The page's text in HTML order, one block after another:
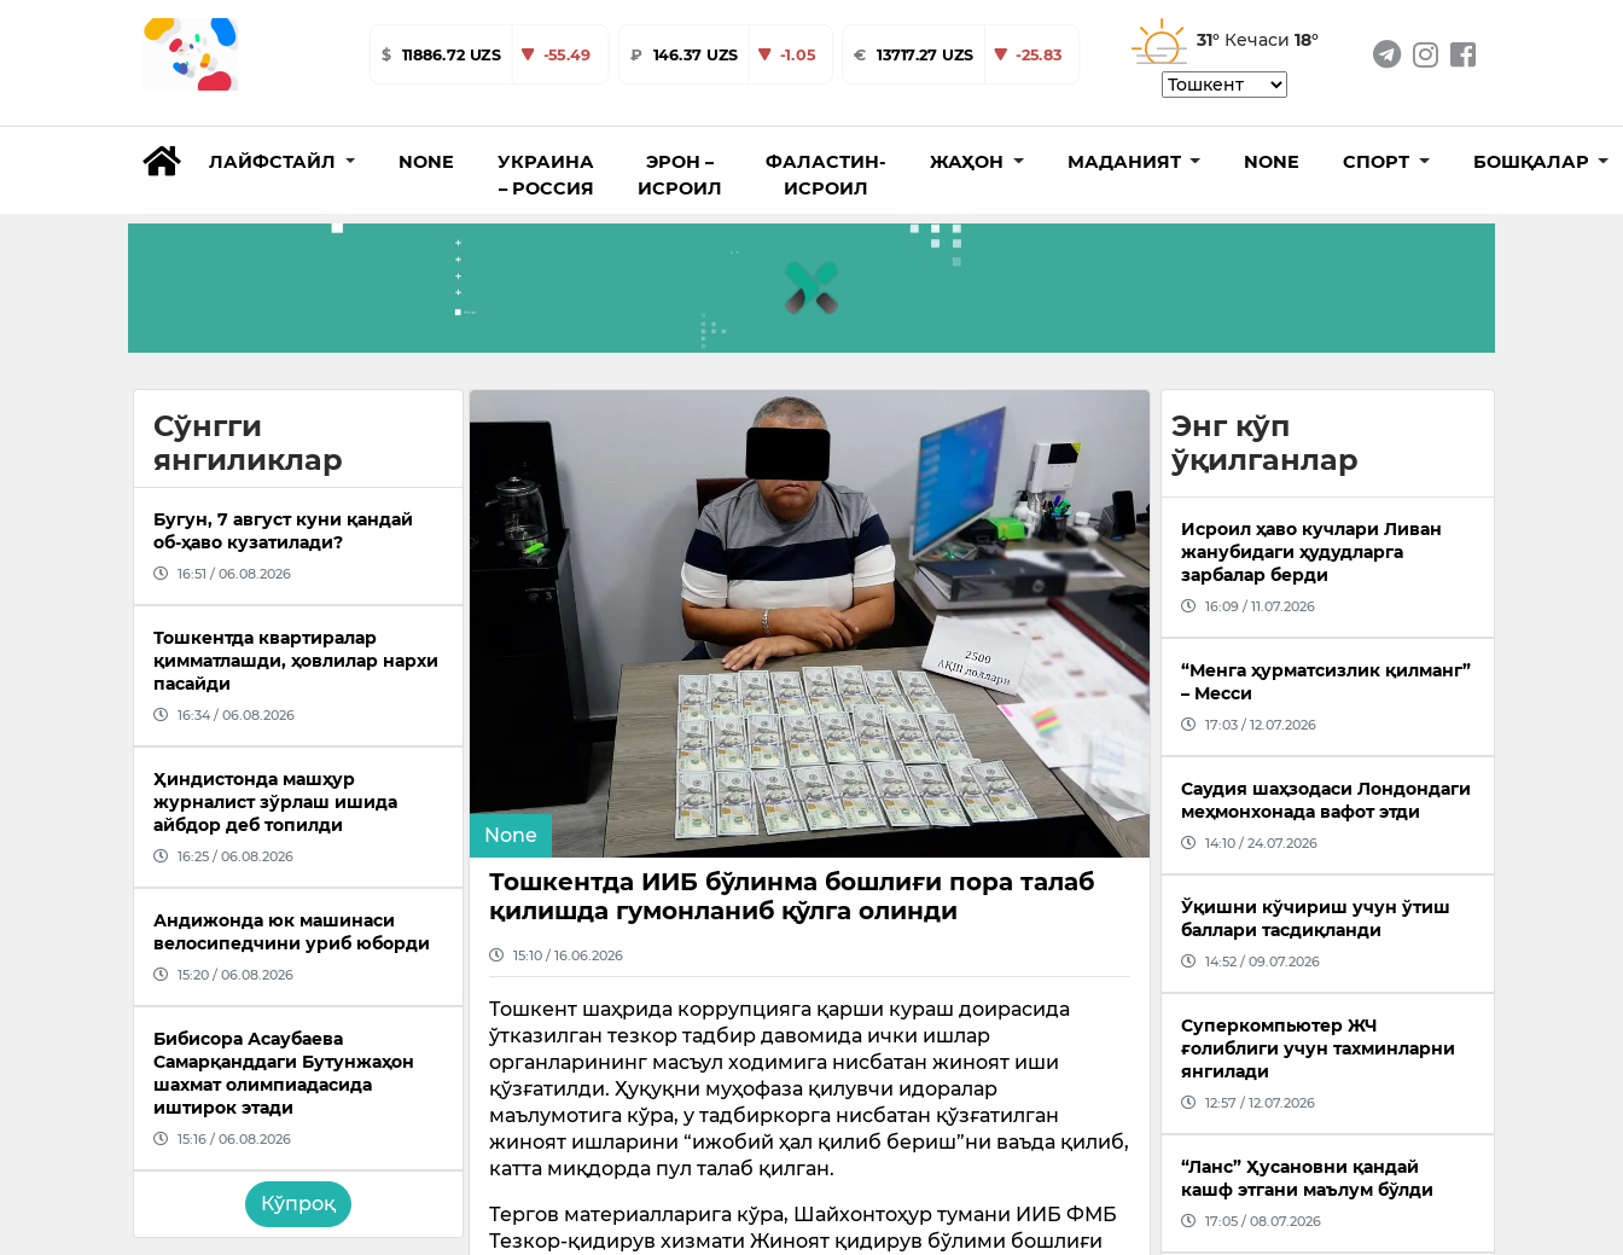
$ 11886.72 UZS -55.49 ₽ 146.37 UZS -1.05 € 13717.27 UZS -25.83
31° Кечаси 18°
ЛАЙФСТАЙЛ NONE
УКРАИНА
– РОССИЯ
ЭРОН –
ИСРОИЛ
ФАЛАСТИН-
ИСРОИЛ
ЖАҲОН МАДАНИЯТ NONE СПОРТ БОШҚАЛАР
Сўнгги
янгиликлар
Бугун, 7 август куни қандай
об-ҳаво кузатилади?
16:51 / 06.08.2026
Тошкентда квартиралар
қимматлашди, ҳовлилар нархи
пасайди
16:34 / 06.08.2026
Ҳиндистонда машҳур
журналист зўрлаш ишида
айбдор деб топилди
16:25 / 06.08.2026
Андижонда юк машинаси
велосипедчини уриб юборди
15:20 / 06.08.2026
Бибисора Асаубаева
Самарқанддаги Бутунжаҳон
шахмат олимпиадасида
иштирок этади
15:16 / 06.08.2026
Кўпроқ
None
Тошкентда ИИБ бўлинма бошлиғи пора талаб
қилишда гумонланиб қўлга олинди
15:10 / 16.06.2026
Тошкент шаҳрида коррупцияга қарши кураш доирасида
ўтказилган тезкор тадбир давомида ички ишлар
органларининг масъул ходимига нисбатан жиноят иши
қўзғатилди. Ҳуқуқни муҳофаза қилувчи идоралар
маълумотига кўра, у тадбиркорга нисбатан қўзғатилган
жиноят ишларини “ижобий ҳал қилиб бериш”ни ваъда қилиб,
катта миқдорда пул талаб қилган.
Тергов материалларига кўра, Шайхонтоҳур тумани ИИБ ФМБ
Тезкор-қидирув хизмати Жиноят қидирув бўлими бошлиғи
Энг кўп
ўқилганлар
Исроил ҳаво кучлари Ливан
жанубидаги ҳудудларга
зарбалар берди
16:09 / 11.07.2026
“Менга ҳурматсизлик қилманг”
– Месси
17:03 / 12.07.2026
Саудия шаҳзодаси Лондондаги
меҳмонхонада вафот этди
14:10 / 24.07.2026
Ўқишни кўчириш учун ўтиш
баллари тасдиқланди
14:52 / 09.07.2026
Суперкомпьютер ЖЧ
ғолиблиги учун тахминларни
янгилади
12:57 / 12.07.2026
“Ланс” Ҳусановни қандай
кашф этгани маълум бўлди
17:05 / 08.07.2026